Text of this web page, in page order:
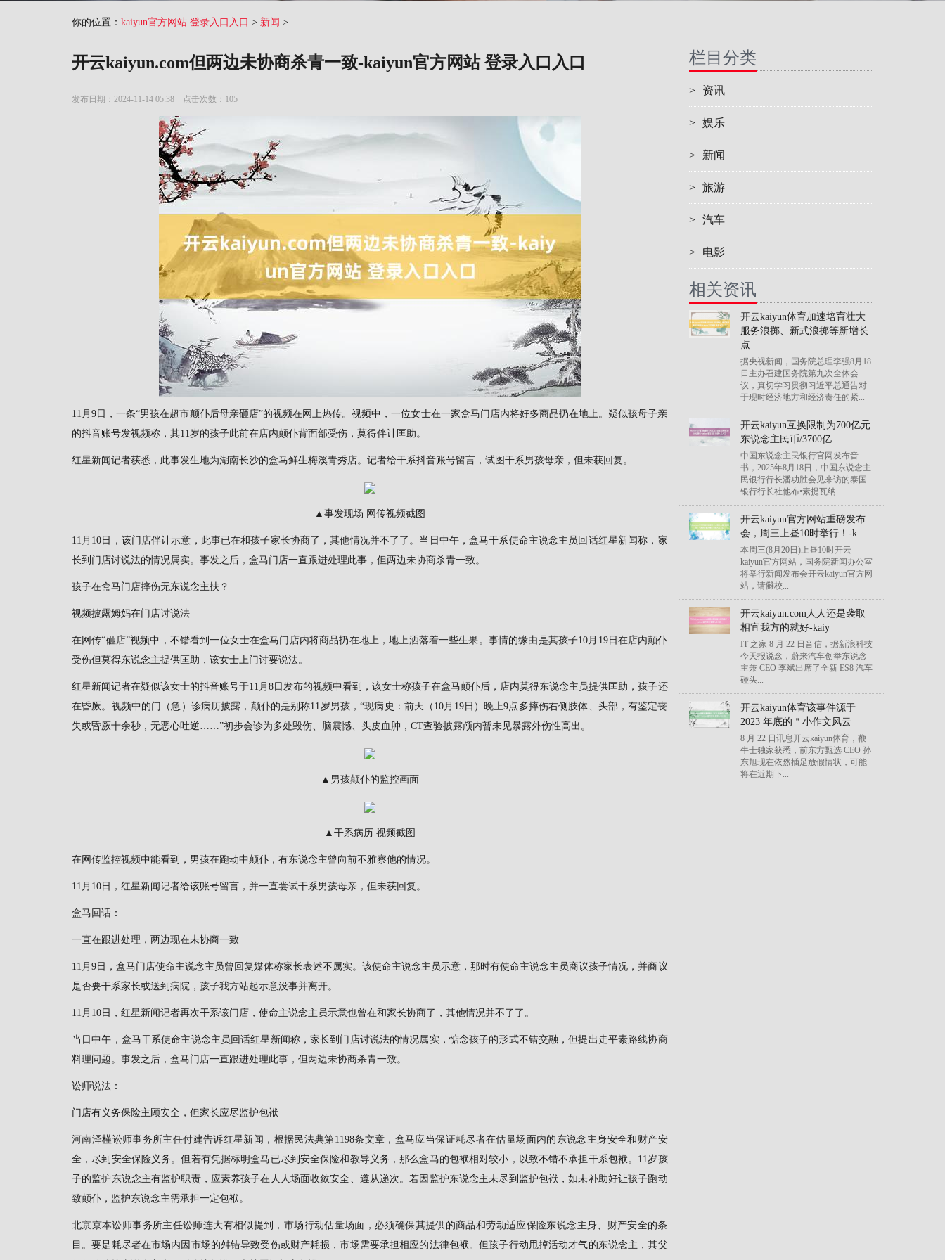
你的位置： kaiyun官方网站 登录入口入口 > 新闻 >
开云kaiyun.com但两边未协商杀青一致-kaiyun官方网站 登录入口入口
发布日期：2024-11-14 05:38 点击次数：105
11月9日，一条“男孩在超市颠仆后母亲砸店”的视频在网上热传。视频中，一位女士在一家盒马门店内将好多商品扔在地上。疑似孩母子亲
的抖音账号发视频称，其11岁的孩子此前在店内颠仆背面部受伤，莫得伴计匡助。
红星新闻记者获悉，此事发生地为湖南长沙的盒马鲜生梅溪青秀店。记者给干系抖音账号留言，试图干系男孩母亲，但未获回复。
▲事发现场 网传视频截图
11月10日，该门店伴计示意，此事已在和孩子家长协商了，其他情况并不了了。当日中午，盒马干系使命主说念主员回话红星新闻称，家
长到门店讨说法的情况属实。事发之后，盒马门店一直跟进处理此事，但两边未协商杀青一致。
孩子在盒马门店摔伤无东说念主扶？
视频披露姆妈在门店讨说法
在网传“砸店”视频中，不错看到一位女士在盒马门店内将商品扔在地上，地上洒落着一些生果。事情的缘由是其孩子10月19日在店内颠仆
受伤但莫得东说念主提供匡助，该女士上门讨要说法。
红星新闻记者在疑似该女士的抖音账号于11月8日发布的视频中看到，该女士称孩子在盒马颠仆后，店内莫得东说念主员提供匡助，孩子还
在昏厥。视频中的门（急）诊病历披露，颠仆的是别称11岁男孩，“现病史：前天（10月19日）晚上9点多摔伤右侧肢体、头部，有鉴定丧
失或昏厥十余秒，无恶心吐逆……”初步会诊为多处毁伤、脑震憾、头皮血肿，CT查验披露颅内暂未见暴露外伤性高出。
▲男孩颠仆的监控画面
▲干系病历 视频截图
在网传监控视频中能看到，男孩在跑动中颠仆，有东说念主曾向前不雅察他的情况。
11月10日，红星新闻记者给该账号留言，并一直尝试干系男孩母亲，但未获回复。
盒马回话：
一直在跟进处理，两边现在未协商一致
11月9日，盒马门店使命主说念主员曾回复媒体称家长表述不属实。该使命主说念主员示意，那时有使命主说念主员商议孩子情况，并商议
是否要干系家长或送到病院，孩子我方站起示意没事并离开。
11月10日，红星新闻记者再次干系该门店，使命主说念主员示意也曾在和家长协商了，其他情况并不了了。
当日中午，盒马干系使命主说念主员回话红星新闻称，家长到门店讨说法的情况属实，惦念孩子的形式不错交融，但提出走平素路线协商
料理问题。事发之后，盒马门店一直跟进处理此事，但两边未协商杀青一致。
讼师说法：
门店有义务保险主顾安全，但家长应尽监护包袱
河南泽槿讼师事务所主任付建告诉红星新闻，根据民法典第1198条文章，盒马应当保证耗尽者在估量场面内的东说念主身安全和财产安
全，尽到安全保险义务。但若有凭据标明盒马已尽到安全保险和教导义务，那么盒马的包袱相对较小，以致不错不承担干系包袱。11岁孩
子的监护东说念主有监护职责，应素养孩子在人人场面收敛安全、遵从递次。若因监护东说念主未尽到监护包袱，如未补助好让孩子跑动
致颠仆，监护东说念主需承担一定包袱。
北京京本讼师事务所主任讼师连大有相似提到，市场行动估量场面，必须确保其提供的商品和劳动适应保险东说念主身、财产安全的条
目。要是耗尽者在市场内因市场的舛错导致受伤或财产耗损，市场需要承担相应的法律包袱。但孩子行动甩掉活动才气的东说念主，其父
栏目分类
> 资讯
> 娱乐
> 新闻
> 旅游
> 汽车
> 电影
相关资讯
开云kaiyun体育加速培育壮大
服务浪掷、新式浪掷等新增长
点
据央视新闻，国务院总理李强8月18
日主办召建国务院第九次全体会
议，真切学习贯彻习近平总通告对
于现时经济地方和经济责任的紧...
开云kaiyun互换限制为700亿元
东说念主民币/3700亿
中国东说念主民银行官网发布音
书，2025年8月18日，中国东说念主
民银行行长潘功胜会见来访的泰国
银行行长社他布•素提瓦纳...
开云kaiyun官方网站重磅发布
会，周三上昼10时举行！-k
本周三(8月20日)上昼10时开云
kaiyun官方网站，国务院新闻办公室
将举行新闻发布会开云kaiyun官方网
站，请雠校...
开云kaiyun.com人人还是袭取
相宜我方的就好-kaiy
IT 之家 8 月 22 日音信，据新浪科技
今天报说念，蔚来汽车创举东说念
主兼 CEO 李斌出席了全新 ES8 汽车
碰头...
开云kaiyun体育该事件源于
2023 年底的＂小作文风云
8 月 22 日讯息开云kaiyun体育，鞭
牛士独家获悉，前东方甄选 CEO 孙
东旭现在依然插足放假情状，可能
将在近期下...